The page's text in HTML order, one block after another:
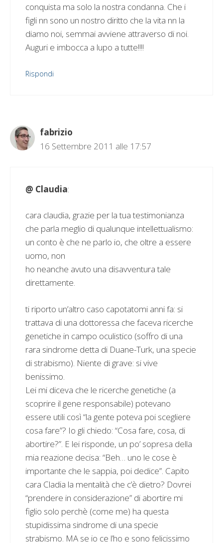
conquista ma solo la nostra condanna. Che i
figli nn sono un nostro diritto che la vita nn la
diamo noi, semmai avviene attraverso di noi.
Auguri e imbocca a lupo a tutte!!!!
Rispondi
fabrizio
16 Settembre 2011 alle 17:57
@ Claudia:
cara claudia, grazie per la tua testimonianza
che parla meglio di qualunque intellettualismo:
un conto è che ne parlo io, che oltre a essere
uomo, non
ho neanche avuto una disavventura tale
direttamente.
ti riporto un’altro caso capotatomi anni fa: si
trattava di una dottoressa che faceva ricerche
genetiche in campo oculistico (soffro di una
rara sindrome detta di Duane-Turk, una specie
di strabismo). Niente di grave: si vive
benissimo.
Lei mi diceva che le ricerche genetiche (a
scoprire il gene responsabile) potevano
essere utili così “la gente poteva poi scegliere
cosa fare”? Io gli chiedo: “Cosa fare, cosa, di
abortire?”. E lei risponde, un po’ sopresa della
mia reazione decisa: “Beh… uno le cose è
importante che le sappia, poi dedice”. Capito
cara Cladia la mentalità che c’è dietro? Dovrei
“prendere in considerazione” di abortire mi
figlio solo perchè (come me) ha questa
stupidissima sindrome di una specie
strabismo. MA se io ce l’ho e sono felicissimo